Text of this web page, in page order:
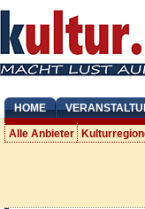
HOME
Alle Anbieter